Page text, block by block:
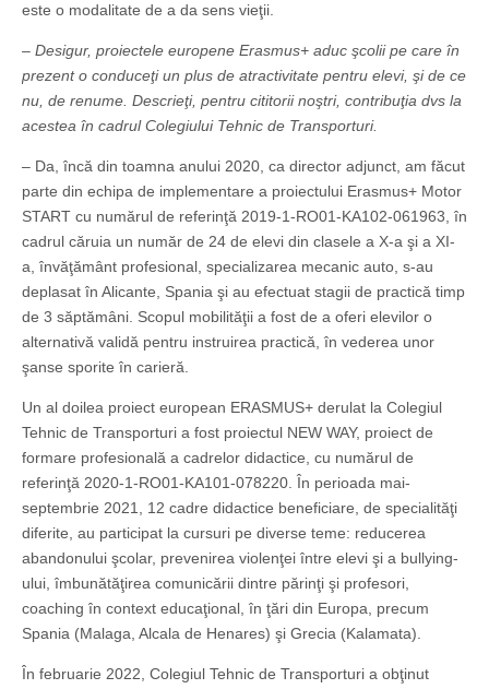
este o modalitate de a da sens vieţii.
– Desigur, proiectele europene Erasmus+ aduc şcolii pe care în
prezent o conduceţi un plus de atractivitate pentru elevi, şi de ce
nu, de renume. Descrieţi, pentru cititorii noştri, contribuţia dvs la
acestea în cadrul Colegiului Tehnic de Transporturi.
– Da, încă din toamna anului 2020, ca director adjunct, am făcut
parte din echipa de implementare a proiectului Erasmus+ Motor
START cu numărul de referinţă 2019-1-RO01-KA102-061963, în
cadrul căruia un număr de 24 de elevi din clasele a X-a şi a XI-
a, învăţământ profesional, specializarea mecanic auto, s-au
deplasat în Alicante, Spania şi au efectuat stagii de practică timp
de 3 săptămâni. Scopul mobilităţii a fost de a oferi elevilor o
alternativă validă pentru instruirea practică, în vederea unor
şanse sporite în carieră.
Un al doilea proiect european ERASMUS+ derulat la Colegiul
Tehnic de Transporturi a fost proiectul NEW WAY, proiect de
formare profesională a cadrelor didactice, cu numărul de
referinţă 2020-1-RO01-KA101-078220. În perioada mai-
septembrie 2021, 12 cadre didactice beneficiare, de specialităţi
diferite, au participat la cursuri pe diverse teme: reducerea
abandonului şcolar, prevenirea violenţei între elevi şi a bullying-
ului, îmbunătăţirea comunicării dintre părinţi şi profesori,
coaching în context educaţional, în ţări din Europa, precum
Spania (Malaga, Alcala de Henares) şi Grecia (Kalamata).
În februarie 2022, Colegiul Tehnic de Transporturi a obţinut